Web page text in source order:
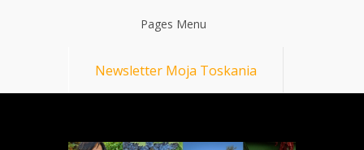
Pages Menu
Newsletter Moja Toskania